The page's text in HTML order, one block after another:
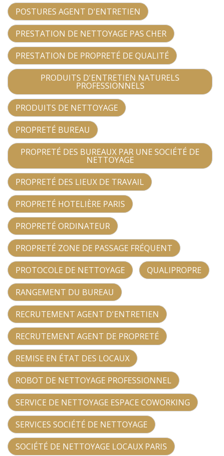
POSTURES AGENT D'ENTRETIEN
PRESTATION DE NETTOYAGE PAS CHER
PRESTATION DE PROPRETÉ DE QUALITÉ
PRODUITS D'ENTRETIEN NATURELS
PROFESSIONNELS
PRODUITS DE NETTOYAGE
PROPRETÉ BUREAU
PROPRETÉ DES BUREAUX PAR UNE SOCIÉTÉ DE
NETTOYAGE
PROPRETÉ DES LIEUX DE TRAVAIL
PROPRETÉ HOTELIÈRE PARIS
PROPRETÉ ORDINATEUR
PROPRETÉ ZONE DE PASSAGE FRÉQUENT
PROTOCOLE DE NETTOYAGE
QUALIPROPRE
RANGEMENT DU BUREAU
RECRUTEMENT AGENT D'ENTRETIEN
RECRUTEMENT AGENT DE PROPRETÉ
REMISE EN ÉTAT DES LOCAUX
ROBOT DE NETTOYAGE PROFESSIONNEL
SERVICE DE NETTOYAGE ESPACE COWORKING
SERVICES SOCIÉTÉ DE NETTOYAGE
SOCIÉTÉ DE NETTOYAGE LOCAUX PARIS